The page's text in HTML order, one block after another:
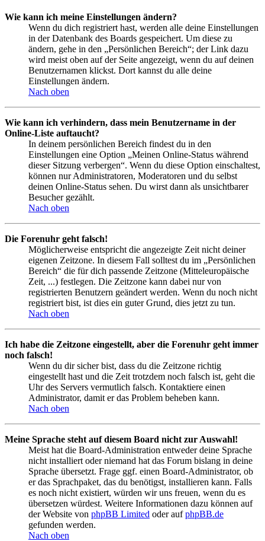
Wie kann ich meine Einstellungen ändern?
Wenn du dich registriert hast, werden alle deine Einstellungen
in der Datenbank des Boards gespeichert. Um diese zu
ändern, gehe in den „Persönlichen Bereich“; der Link dazu
wird meist oben auf der Seite angezeigt, wenn du auf deinen
Benutzernamen klickst. Dort kannst du alle deine
Einstellungen ändern.
Nach oben
Wie kann ich verhindern, dass mein Benutzername in der
Online-Liste auftaucht?
In deinem persönlichen Bereich findest du in den
Einstellungen eine Option „Meinen Online-Status während
dieser Sitzung verbergen“. Wenn du diese Option einschaltest,
können nur Administratoren, Moderatoren und du selbst
deinen Online-Status sehen. Du wirst dann als unsichtbarer
Besucher gezählt.
Nach oben
Die Forenuhr geht falsch!
Möglicherweise entspricht die angezeigte Zeit nicht deiner
eigenen Zeitzone. In diesem Fall solltest du im „Persönlichen
Bereich“ die für dich passende Zeitzone (Mitteleuropäische
Zeit, ...) festlegen. Die Zeitzone kann dabei nur von
registrierten Benutzern geändert werden. Wenn du noch nicht
registriert bist, ist dies ein guter Grund, dies jetzt zu tun.
Nach oben
Ich habe die Zeitzone eingestellt, aber die Forenuhr geht immer
noch falsch!
Wenn du dir sicher bist, dass du die Zeitzone richtig
eingestellt hast und die Zeit trotzdem noch falsch ist, geht die
Uhr des Servers vermutlich falsch. Kontaktiere einen
Administrator, damit er das Problem beheben kann.
Nach oben
Meine Sprache steht auf diesem Board nicht zur Auswahl!
Meist hat die Board-Administration entweder deine Sprache
nicht installiert oder niemand hat das Forum bislang in deine
Sprache übersetzt. Frage ggf. einen Board-Administrator, ob
er das Sprachpaket, das du benötigst, installieren kann. Falls
es noch nicht existiert, würden wir uns freuen, wenn du es
übersetzen würdest. Weitere Informationen dazu können auf
der Website von phpBB Limited oder aufphpBB.de
gefunden werden.
Nach oben